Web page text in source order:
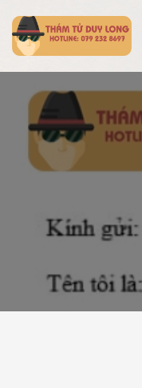
qua
nội
dung